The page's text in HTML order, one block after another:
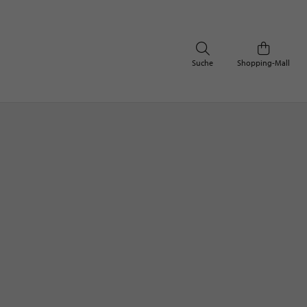
Shopping-Mall
Suche